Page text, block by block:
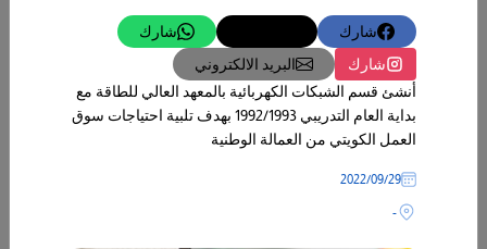
شارك
شارك
شارك
البريد الالكتروني
أنشئ قسم الشبكات الكهربائية بالمعهد العالي للطاقة مع
بداية العام التدريبي 1992/1993 بهدف تلبية احتياجات سوق
العمل الكويتي من العمالة الوطنية
29‏/09‏/2022
-